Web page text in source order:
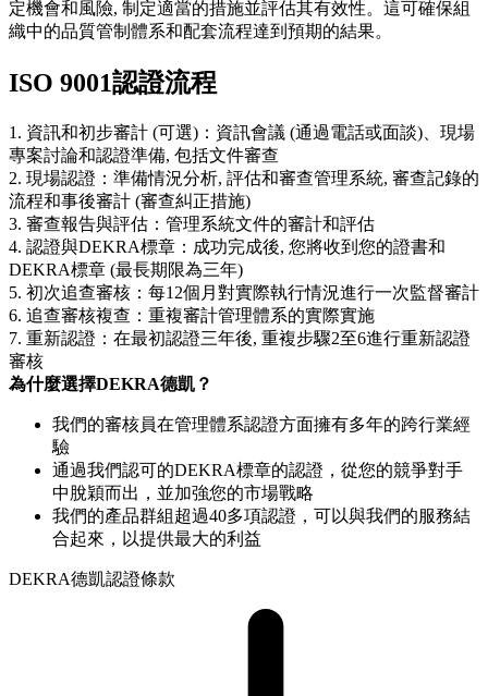
定機會和風險, 制定適當的措施並評估其有效性。這可確保組
織中的品質管制體系和配套流程達到預期的結果。
ISO 9001認證流程
1. 資訊和初步審計 (可選)：資訊會議 (通過電話或面談)、現場
專案討論和認證準備, 包括文件審查
2. 現場認證：準備情況分析, 評估和審查管理系統, 審查記錄的
流程和事後審計 (審查糾正措施)
3. 審查報告與評估：管理系統文件的審計和評估
4. 認證與DEKRA標章：成功完成後, 您將收到您的證書和
DEKRA標章 (最長期限為三年)
5. 初次追查審核：每12個月對實際執行情況進行一次監督審計
6. 追查審核複查：重複審計管理體系的實際實施
7. 重新認證：在最初認證三年後, 重複步驟2至6進行重新認證
審核
為什麼選擇DEKRA德凱？
我們的審核員在管理體系認證方面擁有多年的跨行業經
驗
通過我們認可的DEKRA標章的認證，從您的競爭對手
中脫穎而出，並加強您的市場戰略
我們的產品群組超過40多項認證，可以與我們的服務結
合起來，以提供最大的利益
DEKRA德凱認證條款